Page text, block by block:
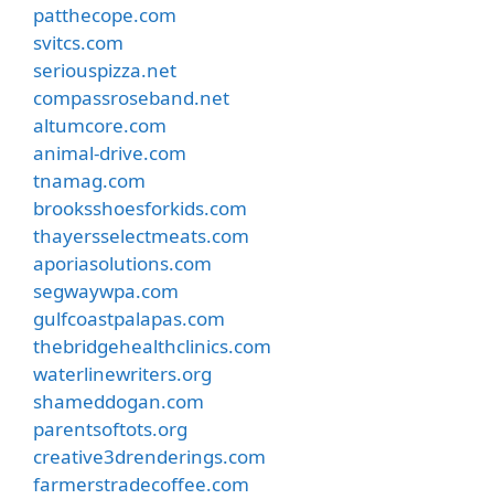
patthecope.com
svitcs.com
seriouspizza.net
compassroseband.net
altumcore.com
animal-drive.com
tnamag.com
brooksshoesforkids.com
thayersselectmeats.com
aporiasolutions.com
segwaywpa.com
gulfcoastpalapas.com
thebridgehealthclinics.com
waterlinewriters.org
shameddogan.com
parentsoftots.org
creative3drenderings.com
farmerstradecoffee.com